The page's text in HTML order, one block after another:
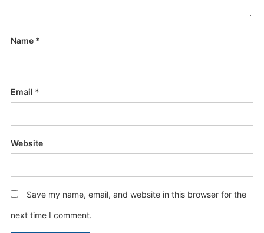
Name *
Email *
Website
Save my name, email, and website in this browser for the
next time I comment.